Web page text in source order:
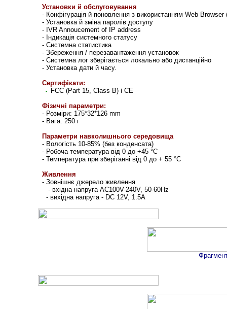
Установки й обслуговування
- Конфігурація й поновлення з використанням Web Browser
- Установка й зміна паролів доступу
- IVR Annoucement of IP address
- Індикація системного статусу
- Системна статистика
- Збереження / перезавантаження установок
- Системна лог зберігається локально або дистанційно
- Установка дати й часу.
Cертифікати:
-
FCC (Part 15, Class B) і CE
Фізичні параметри:
- Розміри: 175*32*126 mm
- Вага: 250 г
Параметри навколишнього середовища
- Вологість 10-85% (без конденсата)
- Робоча температура від 0 до +45 °С
- Температура при зберіганні від 0 до + 55 °С
Живлення
- Зовнішнє джерело живлення
- вхідна напруга AC100V-240V, 50-60Hz
- вихідна напруга - DC 12V, 1.5A